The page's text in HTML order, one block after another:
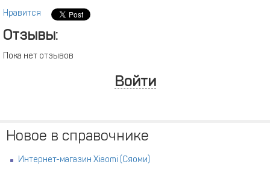
Нравится
Отзывы:
Пока нет отзывов
Войти
Новое в справочнике
Интернет-магазин Xiaomi (Сяоми)